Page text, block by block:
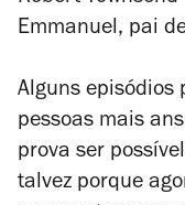
Emmanuel, pai
Alguns episódios
pessoas mais
prova ser
talvez porque